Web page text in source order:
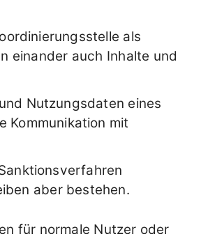
als
einander auch Inhalte und
Nutzungsdaten eines
Kommunikation mit
aber bestehen.
für normale Nutzer oder